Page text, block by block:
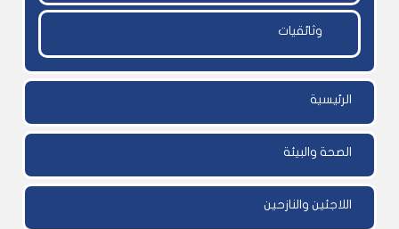
وثائقيات
الرئيسية
الصحة والبيئة
اللاجئين والنازحين